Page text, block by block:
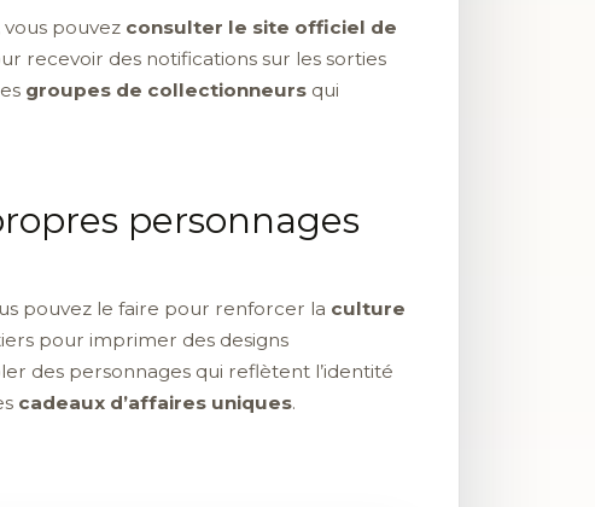
pouvez consulter le site officiel de
recevoir des notifications sur les sorties
groupes de collectionneurs qui
personnages
pouvez le faire pour renforcer la culture
pour imprimer des designs
des personnages qui reflètent l’identité
cadeaux d’affaires uniques.